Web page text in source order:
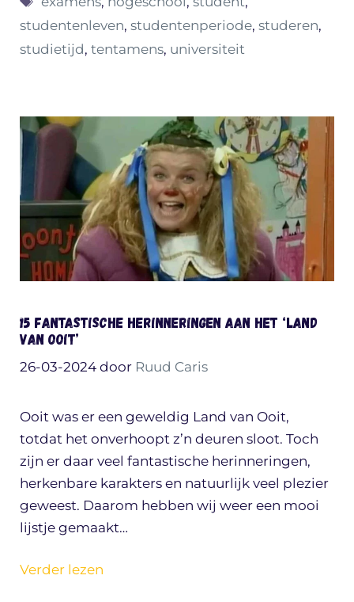
studentenleven, studentenperiode, studeren,
studietijd, tentamens, universiteit
15 fantastische herinneringen aan het ‘Land
van Ooit’
26-03-2024 door Ruud Caris
Ooit was er een geweldig Land van Ooit,
totdat het onverhoopt z’n deuren sloot. Toch
zijn er daar veel fantastische herinneringen,
herkenbare karakters en natuurlijk veel plezier
geweest. Daarom hebben wij weer een mooi
lijstje gemaakt…
Verder lezen